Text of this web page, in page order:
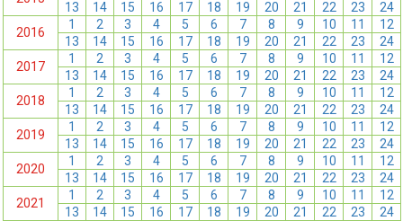
13
14 15 16 17 18 19 20 21 22 23
24
2016
1 2 3 4 5 6 7 8 9 10 11
12
13
14 15 16 17 18 19 20 21 22 23
24
2017
1 2 3 4 5 6 7 8 9 10 11
12
13
14 15 16 17 18 19 20 21 22 23
24
2018
1 2 3 4 5 6 7 8 9 10 11
12
13
14 15 16 17 18 19 20 21 22 23
24
2019
1 2 3 4 5 6 7 8 9 10 11
12
13
14 15 16 17 18 19 20 21 22 23
24
2020
1 2 3 4 5 6 7 8 9 10 11
12
13
14 15 16 17 18 19 20 21 22 23
24
2021
1 2 3 4 5 6 7 8 9 10 11
12
13
14 15 16 17 18 19 20 21 22 23
24